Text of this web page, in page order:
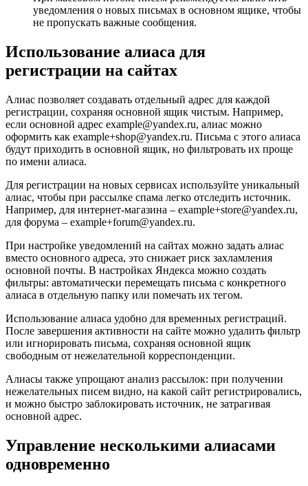
уведомления о новых письмах в основном ящике, чтобы
не пропускать важные сообщения.
Использование алиаса для
регистрации на сайтах
Алиас позволяет создавать отдельный адрес для каждой
регистрации, сохраняя основной ящик чистым. Например,
если основной адрес example@yandex.ru, алиас можно
оформить как example+shop@yandex.ru. Письма с этого алиаса
будут приходить в основной ящик, но фильтровать их проще
по имени алиаса.
Для регистрации на новых сервисах используйте уникальный
алиас, чтобы при рассылке спама легко отследить источник.
Например, для интернет-магазина – example+store@yandex.ru,
для форума – example+forum@yandex.ru.
При настройке уведомлений на сайтах можно задать алиас
вместо основного адреса, это снижает риск захламления
основной почты. В настройках Яндекса можно создать
фильтры: автоматически перемещать письма с конкретного
алиаса в отдельную папку или помечать их тегом.
Использование алиаса удобно для временных регистраций.
После завершения активности на сайте можно удалить фильтр
или игнорировать письма, сохраняя основной ящик
свободным от нежелательной корреспонденции.
Алиасы также упрощают анализ рассылок: при получении
нежелательных писем видно, на какой сайт регистрировались,
и можно быстро заблокировать источник, не затрагивая
основной адрес.
Управление несколькими алиасами
одновременно